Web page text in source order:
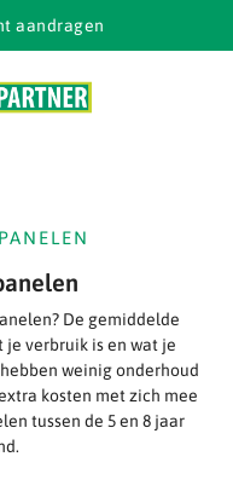
aandragen
De gemiddelde
verbruik is en wat je
weinig onderhoud
kosten met zich mee
tussen de 5 en 8 jaar